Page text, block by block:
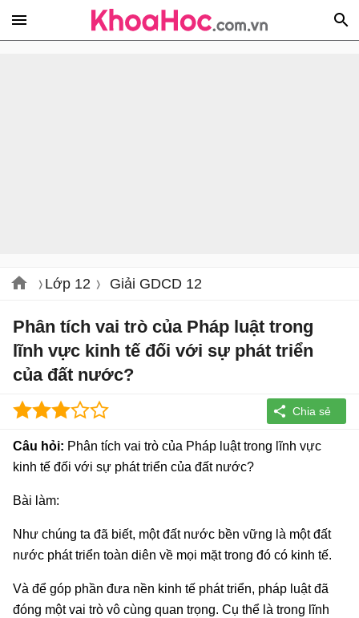
Lớp 12 Giải GDCD 12
Phân tích vai trò của Pháp luật trong
lĩnh vực kinh tế đối với sự phát triển
của đất nước?
Câu hỏi: Phân tích vai trò của Pháp luật trong lĩnh vực
kinh tế đối với sự phát triển của đất nước?
Bài làm:
Như chúng ta đã biết, một đất nước bền vững là một đất
nước phát triển toàn diên về mọi mặt trong đó có kinh tế.
Và để góp phần đưa nền kinh tế phát triển, pháp luật đã
đóng một vai trò vô cùng quan trọng. Cụ thể là trong lĩnh